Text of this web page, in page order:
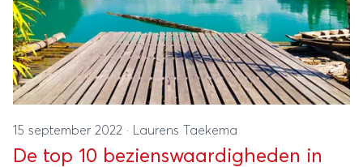
15 september 2022 · Laurens Taekema
De top 10 bezienswaardigheden in